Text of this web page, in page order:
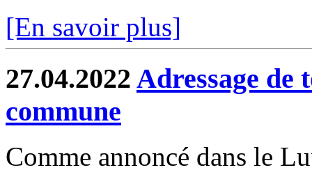
[En savoir plus]
27.04.2022 Adressage de
commune
Comme annoncé dans le